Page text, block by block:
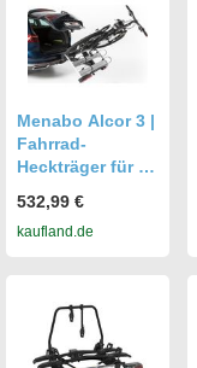
Menabo Alcor 3 |
Fahrrad-
Heckträger für 3
Anhängerkupplu
ng - Aluminium
532,99 €
kaufland.de